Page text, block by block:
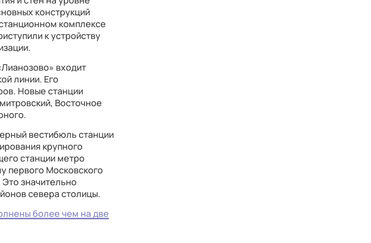
конструкций
комплексе
к устройству
входит
линии. Его
Новые станции
Восточное
вестибюль станции
крупного
станции метро
первого Московского
значительно
севера столицы.
более чем на две